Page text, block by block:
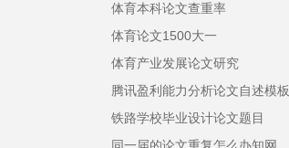
体育本科论文查重率
体育论文1500大一
体育产业发展论文研究
腾讯盈利能力分析论文自述模板
铁路学校毕业设计论文题目